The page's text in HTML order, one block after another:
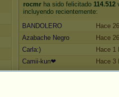
rocmr ha sido felicitado 114.512
incluyendo recientemente:
BANDOLERO
Hace
Azabache Negro
Hace
Carla:)
Hace 1
Camii-kun❤
Hace 3
Fangorn
Hace 5